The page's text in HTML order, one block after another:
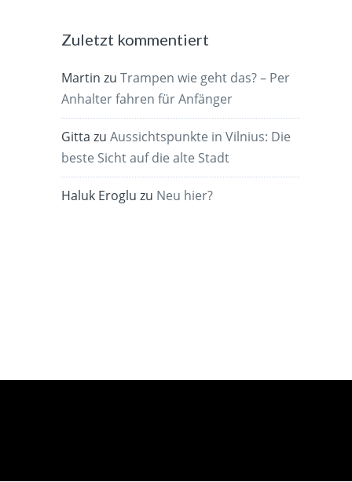
Zuletzt kommentiert
Martin zuTrampen wie geht das? – Per
Anhalter fahren für Anfänger
Gitta zuAussichtspunkte in Vilnius: Die
beste Sicht auf die alte Stadt
Haluk Eroglu zu Neu hier?